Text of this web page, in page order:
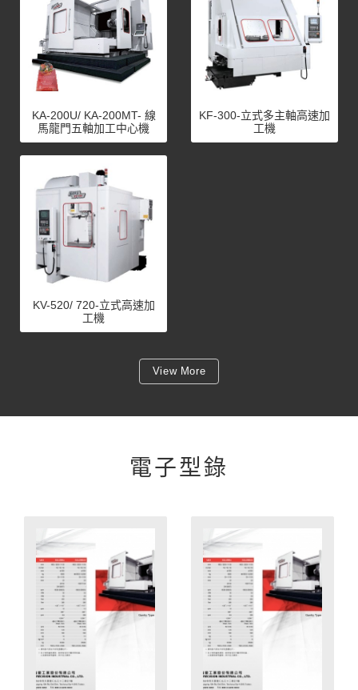
KA-200U/ KA-200MT- 線
馬龍門五軸加工中心機
KF-300-立式多主軸高速加
工機
KV-520/ 720-立式高速加
工機
View More
電子型錄